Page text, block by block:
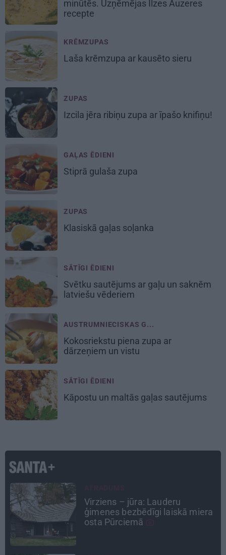
minūtēs. Uzņēmējas Ilzes Auzeres
recepte
KRĒMZUPAS
Laša krēmzupa ar kausēto sieru
ZUPAS
Izcila jēra ribiņu zupa ar īpašo knifiņu!
GAĻAS ĒDIENI
Stiprā gulaša zupa
ZUPAS
Klasiskā gaļas soļanka
SĀTĪGI ĒDIENI
Svētku sautējums ar gaļu un saknēm
latviešu vēderiem
AUSTRUMNIECISKAS G...
Kokosriekstu piena zupa ar
dārzeņiem un vistu
SĀTĪGI ĒDIENI
Kāpostu un maltās gaļas sautējums
Noklusētās dzimtas saites,
attiecības ar brāli un 7. bērns kā
brīnums: atklāta saruna ar Andri